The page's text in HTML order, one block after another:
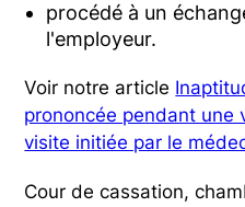
procédé à un
l'employeur.
Voir notre article
prononcée pendant une
visite initiée par le
Cour de cassation,